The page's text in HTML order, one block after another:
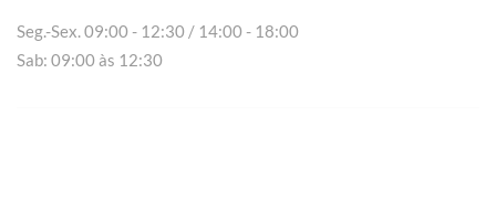
Seg.-Sex. 09:00 - 12:30 / 14:00 - 18:00
Sab: 09:00 às 12:30